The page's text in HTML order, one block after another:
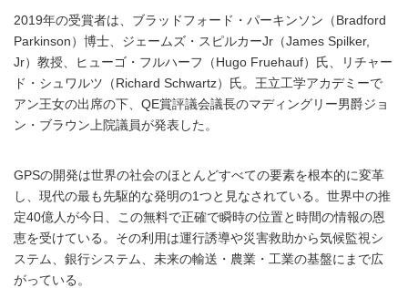
2019年の受賞者は、ブラッドフォード・パーキンソン（Bradford
Parkinson）博士、ジェームズ・スピルカーJr（James Spilker,
Jr）教授、ヒューゴ・フルハーフ（Hugo Fruehauf）氏、リチャー
ド・シュワルツ（Richard Schwartz）氏。王立工学アカデミーで
アン王女の出席の下、QE賞評議会議長のマディングリー男爵ジョ
ン・ブラウン上院議員が発表した。
GPSの開発は世界の社会のほとんどすべての要素を根本的に変革
し、現代の最も先駆的な発明の1つと見なされている。世界中の推
定40億人が今日、この無料で正確で瞬時の位置と時間の情報の恩
恵を受けている。その利用は運行誘導や災害救助から気候監視シ
ステム、銀行システム、未来の輸送・農業・工業の基盤にまで広
がっている。